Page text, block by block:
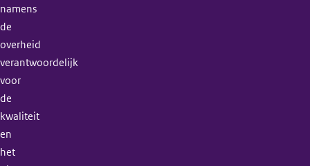
namens
de
overheid
verantwoordelijk
voor
de
kwaliteit
en
het